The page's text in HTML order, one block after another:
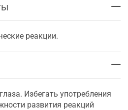
реакции.
Избегать употребления
развития реакций